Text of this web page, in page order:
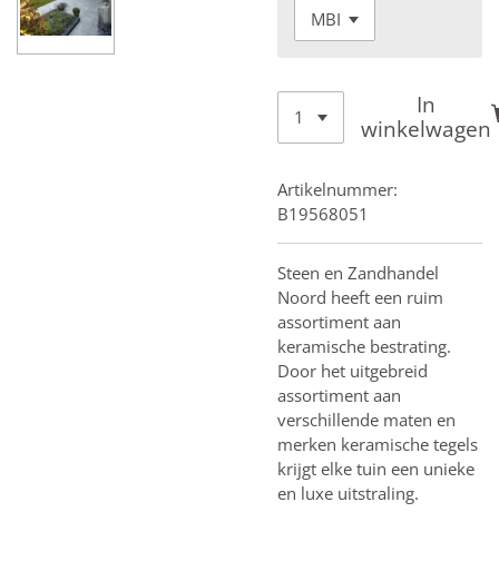
In
winkelwagen
Artikelnummer:
B19568051
Steen en Zandhandel
Noord heeft een ruim
assortiment aan
keramische bestrating.
Door het uitgebreid
assortiment aan
verschillende maten en
merken keramische tegels
krijgt elke tuin een unieke
en luxe uitstraling.